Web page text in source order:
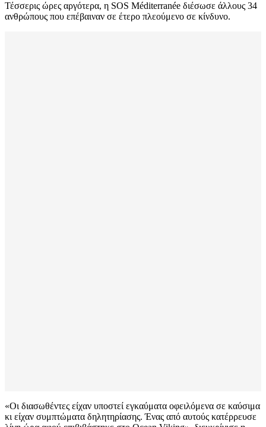
Τέσσερις ώρες αργότερα, η SOS Méditerranée διέσωσε άλλους 34
ανθρώπους που επέβαιναν σε έτερο πλεούμενο σε κίνδυνο.
«Οι διασωθέντες είχαν υποστεί εγκαύματα οφειλόμενα σε καύσιμα
κι είχαν συμπτώματα δηλητηρίασης. Ένας από αυτούς κατέρρευσε